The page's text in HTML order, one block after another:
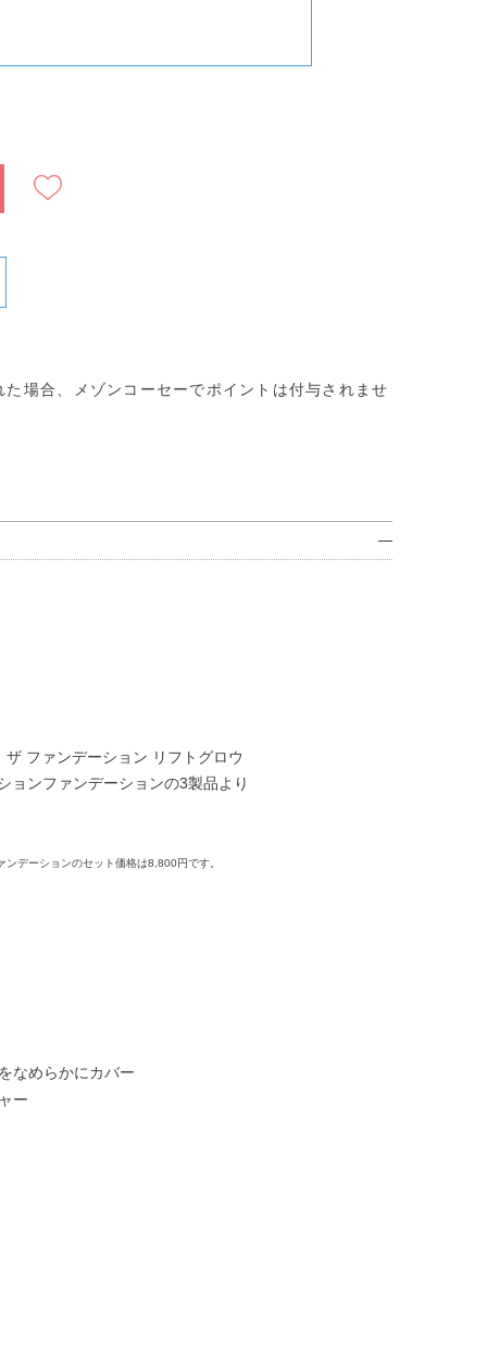
場合、メゾンコーセーでポイントは付与されませ
ファンデーション リフトグロウ
ョンファンデーションの3製品より
デーションのセット価格は8,800円です。
なめらかにカバー
ー